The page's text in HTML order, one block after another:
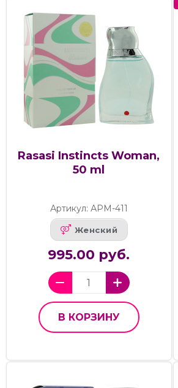
Rasasi Instincts Woman,
50 ml
Артикул: АРМ-411
Женский
995.00 руб.
В КОРЗИНУ